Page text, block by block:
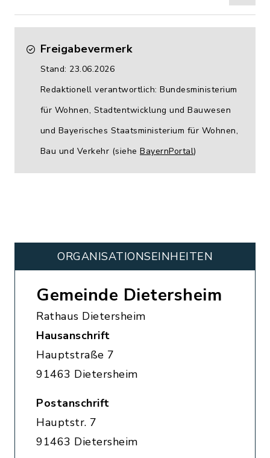
Freigabevermerk
Stand: 23.06.2026
Redaktionell verantwortlich: Bundesministerium
für Wohnen, Stadtentwicklung und Bauwesen
und Bayerisches Staatsministerium für Wohnen,
Bau und Verkehr (siehe BayernPortal)
ORGANISATIONS­EINHEITEN
Gemeinde Dietersheim
Rathaus Dietersheim
Hausanschrift
Hauptstraße 7
91463 Dietersheim
Postanschrift
Hauptstr. 7
91463 Dietersheim